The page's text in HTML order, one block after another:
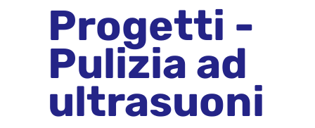
Progetti -
Pulizia ad
ultrasuoni